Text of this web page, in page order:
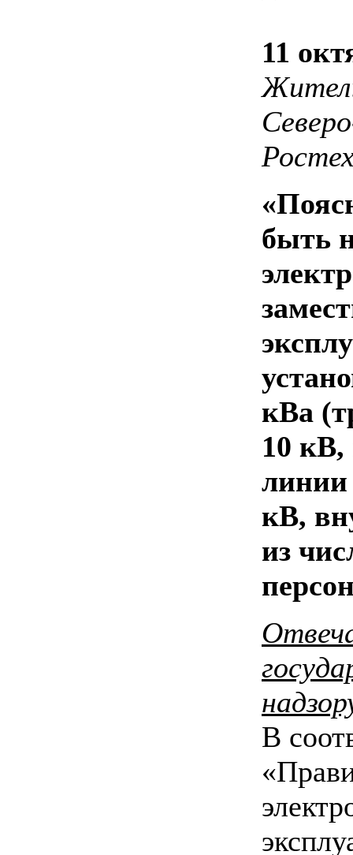
11
быть
кВа
10
линии
кВ,
из
В